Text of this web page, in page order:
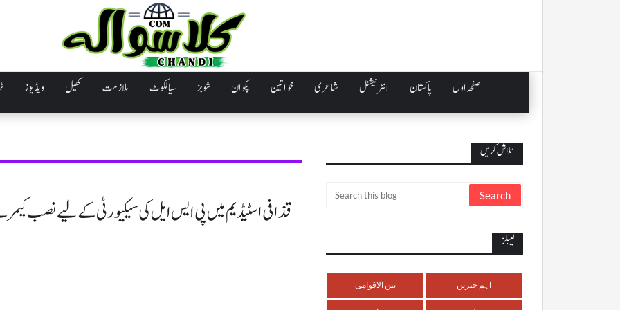
صفحہ اول پاکستان انٹرنیشنل شاعری خواتین پکوان شوبز سیالکوٹ ملازمت کھیل ویڈیوز
قذافی اسٹیڈیم میں پی ایس ایل کی سیکیورٹی کے لیے نصب
تلاش کریں
لیبلز
اہم خبریں بین الاقوامی